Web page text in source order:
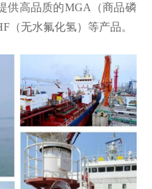
供高品质的MGA（商品磷
（无水氟化氢）等产品。